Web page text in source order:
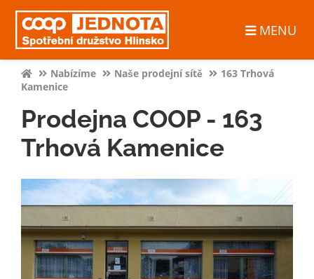
MENU
Nabízíme Naše prodejní sítě
163 Trhová
Kamenice
Prodejna COOP - 163
Trhová Kamenice